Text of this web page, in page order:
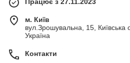
м. Київ
вул.Зрошувальна, 15, Київська
Україна
Контакти